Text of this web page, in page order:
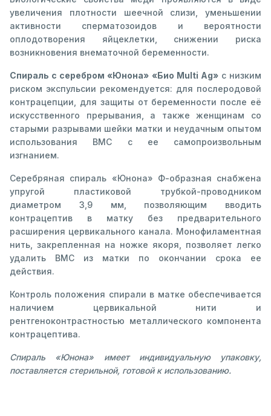
увеличения плотности шеечной слизи, уменьшении
активности сперматозоидов и вероятности
оплодотворения яйцеклетки, снижении риска
возникновения внематочной беременности.
Спираль с серебром «Юнона» «Био Multi Ag»с низким
риском экспульсии рекомендуется: для послеродовой
контрацепции, для защиты от беременности после её
искусственного прерывания, а также женщинам со
старыми разрывами шейки матки и неудачным опытом
использования ВМС с ее самопроизвольным
изгнанием.
Серебряная спираль «Юнона» Ф-образная снабжена
упругой пластиковой трубкой-проводником
диаметром 3,9 мм, позволяющим вводить
контрацептив в матку без предварительного
расширения цервикального канала. Монофиламентная
нить, закрепленная на ножке якоря, позволяет легко
удалить ВМС из матки по окончании срока ее
действия.
Контроль положения спирали в матке обеспечивается
наличием цервикальной нити и
рентгеноконтрастностью металлического компонента
контрацептива.
Спираль «Юнона» имеет индивидуальную упаковку,
поставляется стерильной, готовой к использованию.